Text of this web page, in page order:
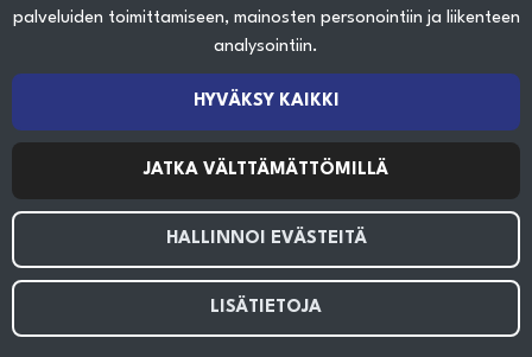
palveluiden toimittamiseen, mainosten personointiin ja liikenteen
analysointiin.
HYVÄKSY KAIKKI
JATKA VÄLTTÄMÄTTÖMILLÄ
HALLINNOI EVÄSTEITÄ
LISÄTIETOJA
Näin teet ostoksia verkkokaupassa
Tietosuojaseloste
Seuraa sosiaalisessa mediassa